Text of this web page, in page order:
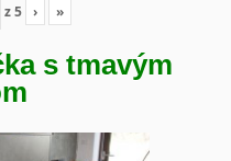
z5 › »
s tmavým